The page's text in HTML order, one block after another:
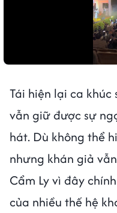
Tái hiện lại ca khúc
vẫn giữ được sự
hát. Dù không thể
nhưng khán giả
Cẩm Ly vì đây
của nhiều thế hệ